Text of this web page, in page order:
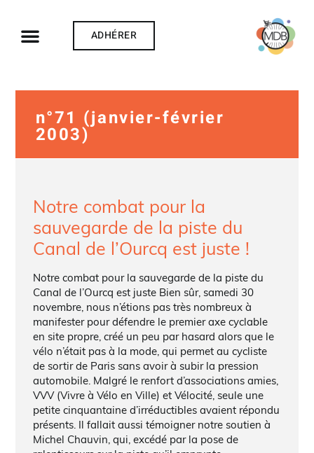
ADHÉRER
n°71 (janvier-février
2003)
Notre combat pour la
sauvegarde de la piste du
Canal de l’Ourcq est juste !
Notre combat pour la sauvegarde de la piste du
Canal de l’Ourcq est juste Bien sûr, samedi 30
novembre, nous n’étions pas très nombreux à
manifester pour défendre le premier axe cyclable
en site propre, créé un peu par hasard alors que le
vélo n’était pas à la mode, qui permet au cycliste
de sortir de Paris sans avoir à subir la pression
automobile. Malgré le renfort d’associations amies,
VVV (Vivre à Vélo en Ville) et Vélocité, seule une
petite cinquantaine d’irréductibles avaient répondu
présents. Il fallait aussi témoigner notre soutien à
Michel Chauvin, qui, excédé par la pose de